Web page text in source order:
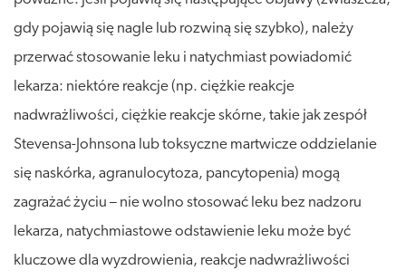
gdy pojawią się nagle lub rozwiną się szybko), należy
przerwać stosowanie leku i natychmiast powiadomić
lekarza: niektóre reakcje (np. ciężkie reakcje
nadwrażliwości, ciężkie reakcje skórne, takie jak zespół
Stevensa-Johnsona lub toksyczne martwicze oddzielanie
się naskórka, agranulocytoza, pancytopenia) mogą
zagrażać życiu – nie wolno stosować leku bez nadzoru
lekarza, natychmiastowe odstawienie leku może być
kluczowe dla wyzdrowienia, reakcje nadwrażliwości